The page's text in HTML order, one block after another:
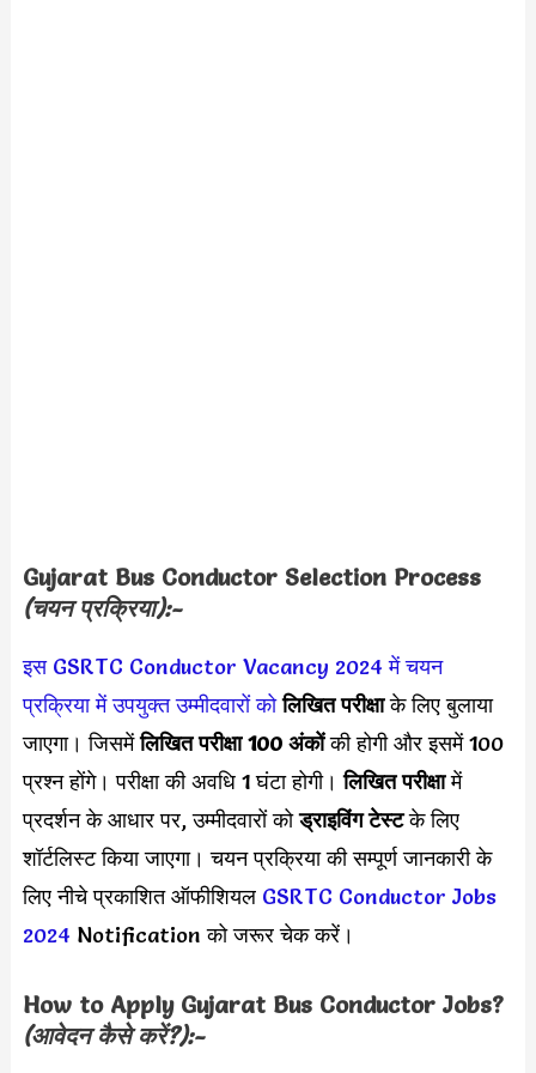
Gujarat Bus Conductor Selection Process
(चयन प्रक्रिया):-
इस GSRTC Conductor Vacancy 2024 में चयन
प्रक्रिया में उपयुक्त उम्मीदवारों कोलिखित परीक्षाके लिए बुलाया
जाएगा। जिसमेंलिखित परीक्षा 100 अंकोंकी होगी और इसमें 100
प्रश्न होंगे। परीक्षा की अवधि 1 घंटा होगी।लिखित परीक्षामें
प्रदर्शन के आधार पर, उम्मीदवारों कोड्राइविंग टेस्टके लिए
शॉर्टलिस्ट किया जाएगा। चयन प्रक्रिया की सम्पूर्ण जानकारी के
लिए नीचे प्रकाशित ऑफीशियल GSRTC Conductor Jobs
2024 Notification को जरूर चेक करें।
How to Apply Gujarat Bus Conductor Jobs?
(आवेदन कैसे करें?):-